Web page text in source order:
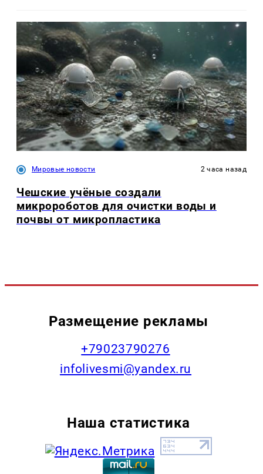
Мировые новости 2 часа назад
Чешские учёные создали
микророботов для очистки воды и
почвы от микропластика
Размещение рекламы
+79023790276
infolivesmi@yandex.ru
Наша статистика